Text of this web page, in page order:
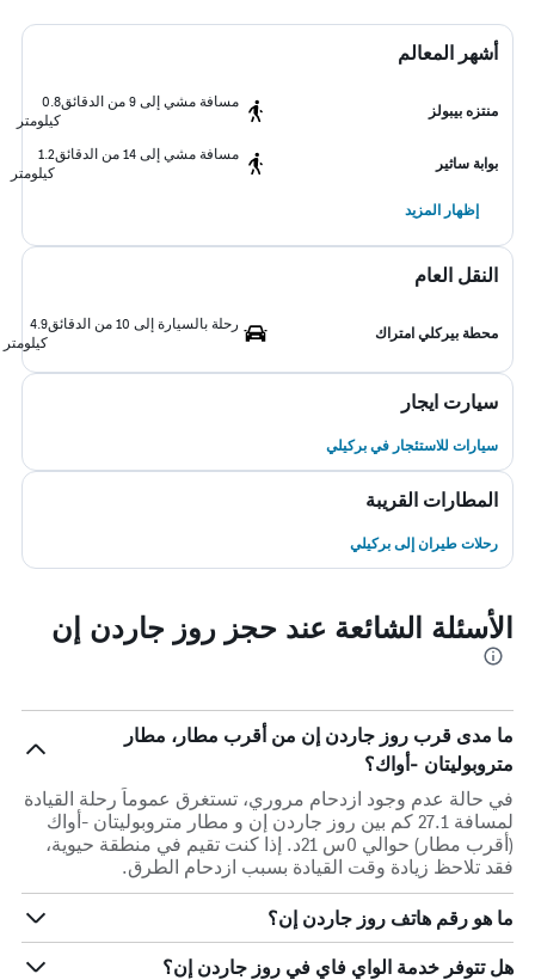
أشهر المعالم
منتزه بيبولز
مسافة مشي إلى 9 من الدقائق
0.8
كيلومتر
بوابة ساثير
مسافة مشي إلى 14 من الدقائق
1.2
كيلومتر
إظهار المزيد
النقل العام
محطة بيركلي امتراك
رحلة بالسيارة إلى 10 من الدقائق
4.9
كيلومتر
سيارت ايجار
سيارات للاستئجار في بركيلي
المطارات القريبة
رحلات طيران إلى بركيلي
الأسئلة الشائعة عند حجز روز جاردن إن
ما مدى قرب روز جاردن إن من أقرب مطار، مطار
متروبوليتان -أواك؟
في حالة عدم وجود ازدحام مروري، تستغرق عموماً رحلة القيادة
لمسافة 27.1 كم بين روز جاردن إن و مطار متروبوليتان -أواك
(أقرب مطار) حوالي 0س 21د. إذا كنت تقيم في منطقة حيوية،
فقد تلاحظ زيادة وقت القيادة بسبب ازدحام الطرق.
ما هو رقم هاتف روز جاردن إن؟
هل تتوفر خدمة الواي فاي في روز جاردن إن؟